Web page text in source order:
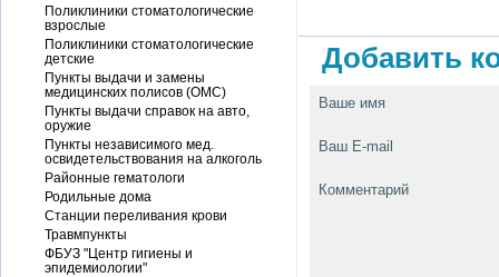
Добавить
Ваше имя
Ваш E-mail
Комментарий
Поликлиники стоматологические
взрослые
Поликлиники стоматологические
детские
Пункты выдачи и замены
медицинских полисов (ОМС)
Пункты выдачи справок на авто,
оружие
Пункты независимого мед.
освидетельствования на алкоголь
Районные гематологи
Родильные дома
Станции переливания крови
Травмпункты
ФБУЗ "Центр гигиены и
эпидемиологии"